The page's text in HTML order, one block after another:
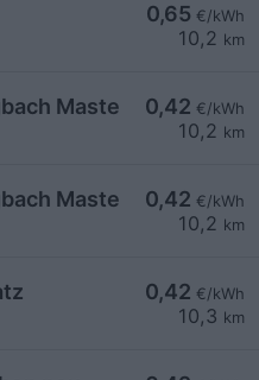
0,65 €/kWh
10,2 km
0,42 €/kWh
10,2 km
Master LP1
0,42 €/kWh
10,2 km
Master LP2
0,42 €/kWh
10,3 km